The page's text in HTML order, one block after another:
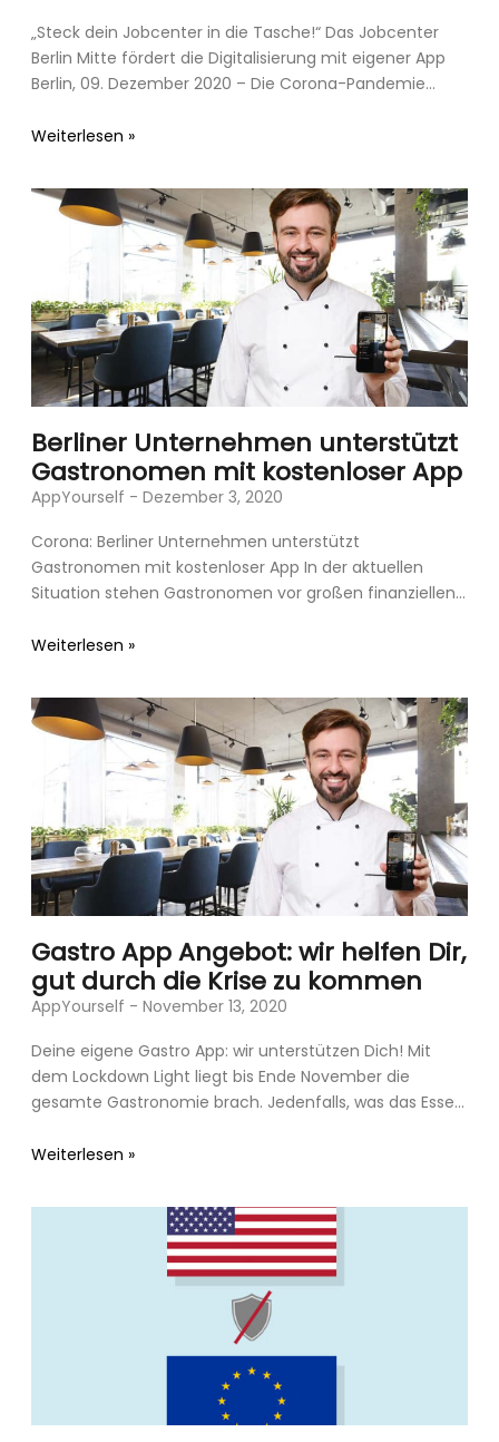
„Steck dein Jobcenter in die Tasche!“ Das Jobcenter
Berlin Mitte fördert die Digitalisierung mit eigener App
Berlin, 09. Dezember 2020 – Die Corona-Pandemie
Weiterlesen »
Berliner Unternehmen unterstützt
Gastronomen mit kostenloser App
AppYourself
Dezember 3, 2020
Corona: Berliner Unternehmen unterstützt
Gastronomen mit kostenloser App In der aktuellen
Situation stehen Gastronomen vor großen finanziellen
müssen bis zum
Weiterlesen »
Gastro App Angebot: wir helfen Dir,
gut durch die Krise zu kommen
AppYourself
November 13, 2020
Deine eigene Gastro App: wir unterstützen Dich! Mit
dem Lockdown Light liegt bis Ende November die
gesamte Gastronomie brach. Jedenfalls, was das Essen
Weiterlesen »